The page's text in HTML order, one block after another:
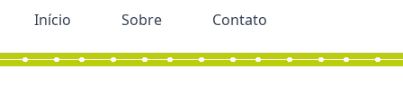
Início Sobre Contato